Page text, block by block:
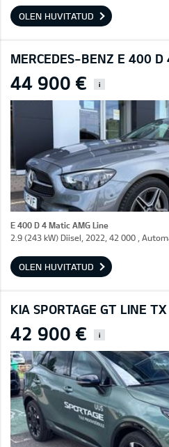
OLEN HUVITATUD
MERCEDES-BENZ E 400 D
44 900 € i
E 400 D 4 Matic AMG Line
2.9 (243 kW) Diisel, 2022, 42 000 ,
OLEN HUVITATUD
KIA SPORTAGE GT LINE TX
42 900 € i